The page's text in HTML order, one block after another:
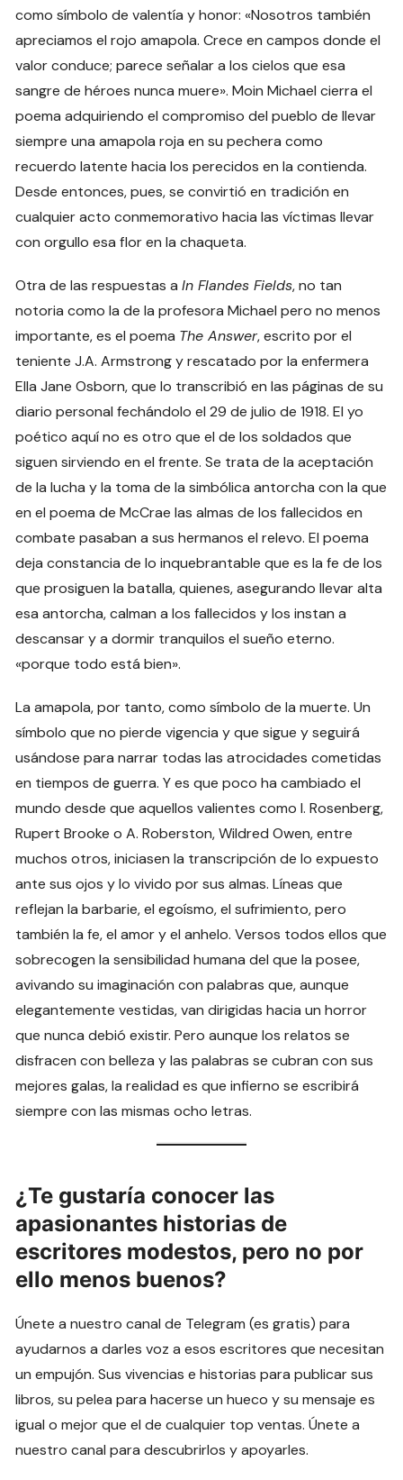
como símbolo de valentía y honor: «Nosotros también
apreciamos el rojo amapola. Crece en campos donde el
valor conduce; parece señalar a los cielos que esa
sangre de héroes nunca muere». Moin Michael cierra el
poema adquiriendo el compromiso del pueblo de llevar
siempre una amapola roja en su pechera como
recuerdo latente hacia los perecidos en la contienda.
Desde entonces, pues, se convirtió en tradición en
cualquier acto conmemorativo hacia las víctimas llevar
con orgullo esa flor en la chaqueta.
Otra de las respuestas aIn Flandes Fields, no tan
notoria como la de la profesora Michael pero no menos
importante, es el poema The Answer, escrito por el
teniente J.A. Armstrong y rescatado por la enfermera
Ella Jane Osborn, que lo transcribió en las páginas de su
diario personal fechándolo el 29 de julio de 1918. El yo
poético aquí no es otro que el de los soldados que
siguen sirviendo en el frente. Se trata de la aceptación
de la lucha y la toma de la simbólica antorcha con la que
en el poema de McCrae las almas de los fallecidos en
combate pasaban a sus hermanos el relevo. El poema
deja constancia de lo inquebrantable que es la fe de los
que prosiguen la batalla, quienes, asegurando llevar alta
esa antorcha, calman a los fallecidos y los instan a
descansar y a dormir tranquilos el sueño eterno.
«porque todo está bien».
La amapola, por tanto, como símbolo de la muerte. Un
símbolo que no pierde vigencia y que sigue y seguirá
usándose para narrar todas las atrocidades cometidas
en tiempos de guerra. Y es que poco ha cambiado el
mundo desde que aquellos valientes como I. Rosenberg,
Rupert Brooke o A. Roberston, Wildred Owen, entre
muchos otros, iniciasen la transcripción de lo expuesto
ante sus ojos y lo vivido por sus almas. Líneas que
reflejan la barbarie, el egoísmo, el sufrimiento, pero
también la fe, el amor y el anhelo. Versos todos ellos que
sobrecogen la sensibilidad humana del que la posee,
avivando su imaginación con palabras que, aunque
elegantemente vestidas, van dirigidas hacia un horror
que nunca debió existir. Pero aunque los relatos se
disfracen con belleza y las palabras se cubran con sus
mejores galas, la realidad es que infierno se escribirá
siempre con las mismas ocho letras.
¿Te gustaría conocer las
apasionantes historias de
escritores modestos, pero no por
ello menos buenos?
Únete a nuestro canal de Telegram (es gratis) para
ayudarnos a darles voz a esos escritores que necesitan
un empujón. Sus vivencias e historias para publicar sus
libros, su pelea para hacerse un hueco y su mensaje es
igual o mejor que el de cualquier top ventas. Únete a
nuestro canal para descubrirlos y apoyarles.